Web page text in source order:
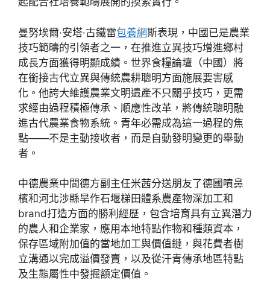
曼努埃爾·安塔·古鐵雷包養網斯表現，中國已是農業
技巧範疇的引領者之一，在推進立異技巧增進鄉村
成長方面獲得明顯成績。世界食糧論壇（中國）將
在銜接古代立異與傳統農耕聰明方面施展要害感
化。他誇大維護農業文明遺產不只關乎技巧，更需
求經由過程積極傳承、順應性改革，將傳統聰明融
進古代農業食物系統。青年必需成為這一過程的焦
點——不是主動接收者，而是自動發明變更的舉動
者。
中德農業中間德方副主任米茜分送朋友了德國噴鼻
檳和河北涉縣旱作石堰梯田體系農產物深加工和
brand打造方面的勝利經歷，包含培育具有立異潛力
的農人和企業家，應用本地特點作物和種類資本，
保存區域附加值的當地加工與價值鏈，與花費者樹
立溝通以完成溢價發賣，以及從汗青傳承地區特點
及生態屬性中發掘額定價值。